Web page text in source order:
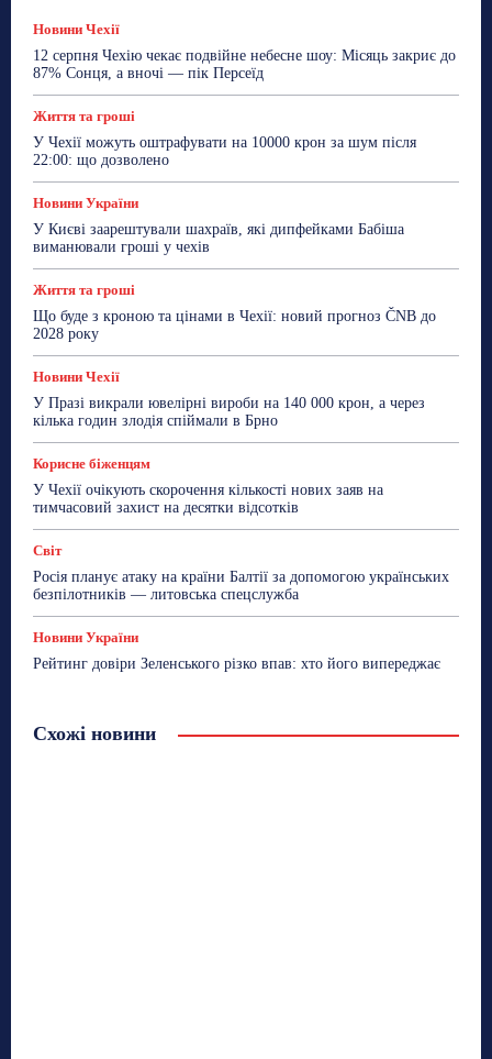
Новини Чехії
Сад та город Світ
ТехноМанія
Топ-новини Фоторепортаж
Новини Чехії
12 серпня Чехію чекає подвійне небесне шоу: Місяць закриє до
87% Сонця, а вночі — пік Персеїд
Життя та гроші
У Чехії можуть оштрафувати на 10000 крон за шум після
22:00: що дозволено
Новини України
У Києві заарештували шахраїв, які дипфейками Бабіша
виманювали гроші у чехів
Життя та гроші
Що буде з кроною та цінами в Чехії: новий прогноз ČNB до
2028 року
Новини Чехії
У Празі викрали ювелірні вироби на 140 000 крон, а через
кілька годин злодія спіймали в Брно
Корисне біженцям
У Чехії очікують скорочення кількості нових заяв на
тимчасовий захист на десятки відсотків
Світ
Росія планує атаку на країни Балтії за допомогою українських
безпілотників — литовська спецслужба
Новини України
Рейтинг довіри Зеленського різко впав: хто його випереджає
Схожі новини